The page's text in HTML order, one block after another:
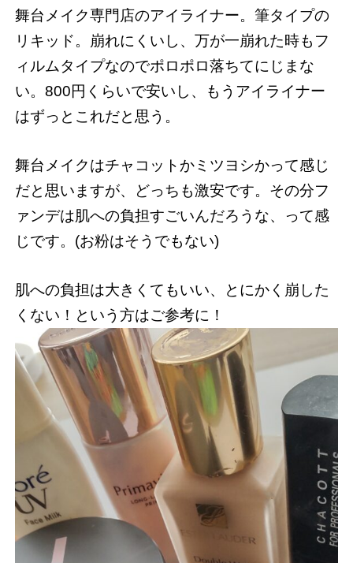
舞台メイク専門店のアイライナー。筆タイプの
リキッド。崩れにくいし、万が一崩れた時もフ
ィルムタイプなのでポロポロ落ちてにじまな
い。800円くらいで安いし、もうアイライナー
はずっとこれだと思う。
舞台メイクはチャコットかミツヨシかって感じ
だと思いますが、どっちも激安です。その分フ
ァンデは肌への負担すごいんだろうな、って感
じです。(お粉はそうでもない)
肌への負担は大きくてもいい、とにかく崩した
くない！という方はご参考に！